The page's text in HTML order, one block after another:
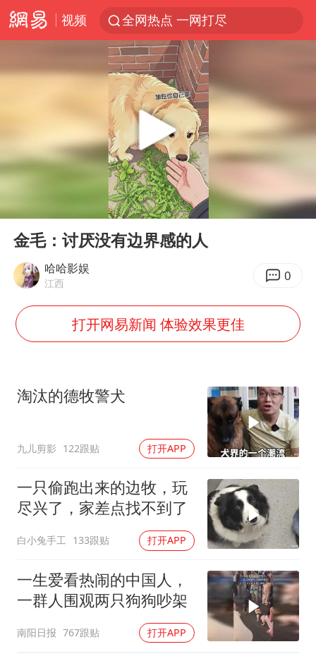
视频 全网热点 一网打尽
Play
00:11
金毛：讨厌没有边界感的人
哈哈影娱
江西 0
打开网易新闻 体验效果更佳
淘汰的德牧警犬
九儿剪影 122跟贴 打开APP
一只偷跑出来的边牧，玩
尽兴了，家差点找不到了
白小兔手工 133跟贴 打开APP
一生爱看热闹的中国人，
一群人围观两只狗狗吵架
南阳日报 767跟贴 打开APP